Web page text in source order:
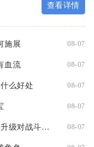
查看详情
施展 08-07
血流 08-07
么好处 08-07
08-07
在少年三国志2游戏中天下城池升级对战斗有何影响 08-07